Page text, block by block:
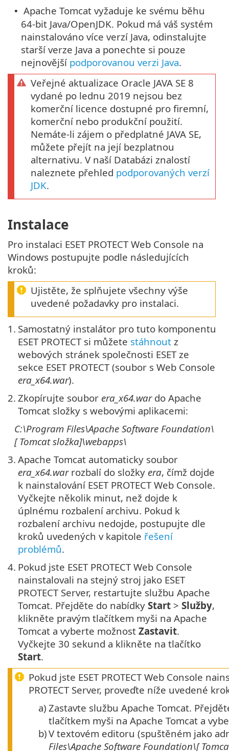
• Apache Tomcat vyžaduje ke svému běhu
64-bit Java/OpenJDK. Pokud má váš systém
nainstalováno více verzí Java, odinstalujte
starší verze Java a ponechte si pouze
nejnovější podporovanou verzi Java.
Veřejné aktualizace Oracle JAVA SE 8
vydané po lednu 2019 nejsou bez
komerční licence dostupné pro firemní,
komerční nebo produkční použití.
Nemáte-li zájem o předplatné JAVA SE,
můžete přejít na její bezplatnou
alternativu. V naší Databázi znalostí
naleznete přehled podporovaných verzí
JDK.
Instalace
Pro instalaci ESET PROTECT Web Console na
Windows postupujte podle následujících
kroků:
Ujistěte, že splňujete všechny výše
uvedené požadavky pro instalaci.
1. Samostatný instalátor pro tuto komponentu
ESET PROTECT si můžete stáhnout z
webových stránek společnosti ESET ze
sekce ESET PROTECT (soubor s Web Console
era_x64.war).
2. Zkopírujte soubor era_x64.wardo Apache
Tomcat složky s webovými aplikacemi:
C:\Program Files\Apache Software Foundation\
[ Tomcatsložka]\webapps\
3. Apache Tomcat automaticky soubor
era_x64.warrozbalí do složky era, čímž dojde
k nainstalování ESET PROTECT Web Console.
Vyčkejte několik minut, než dojde k
úplnému rozbalení archivu. Pokud k
rozbalení archivu nedojde, postupujte dle
kroků uvedených v kapitole řešení
problémů.
4. Pokud jste ESET PROTECT Web Console
nainstalovali na stejný stroj jako ESET
PROTECT Server, restartujte službu Apache
Tomcat. Přejděte do nabídky Start > Služby,
klikněte pravým tlačítkem myši na Apache
Tomcat a vyberte možnost Zastavit.
Vyčkejte 30 sekund a klikněte na tlačítko
Start.
Pokud jste ESET PROTECT Web Console
PROTECT Server, proveďte níže uvedené
a) Zastavte službu Apache Tomcat.
tlačítkem myši na Apache Tomcat a
b)V textovém editoru (spuštěném jako
Files\Apache Software Foundation\[